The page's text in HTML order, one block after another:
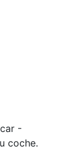
-
coche.